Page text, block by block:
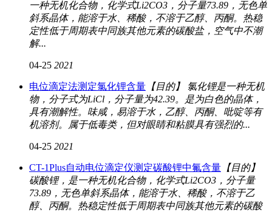
一种无机化合物，化学式Li2CO3，分子量73.89，无色单
斜系晶体，能溶于水、稀酸，不溶于乙醇、丙酮。热稳
定性低于周期表中同族其他元素的碳酸盐，空气中不潮
解...
04-25 2021
电位滴定法测定氯化锂含量 【目的】 氯化锂是一种无机
物，分子式为LiCl，分子量为42.39。是为白色的晶体，
具有潮解性。味咸，易溶于水，乙醇、丙酮、吡啶等有
机溶剂。属于低毒类，但对眼睛和粘膜具有强烈的...
04-25 2021
CT-1Plus自动电位滴定仪测定碳酸锂中氟含量 【目的】
碳酸锂，是一种无机化合物，化学式Li2CO3，分子量
73.89，无色单斜系晶体，能溶于水、稀酸，不溶于乙
醇、丙酮。热稳定性低于周期表中同族其他元素的碳酸